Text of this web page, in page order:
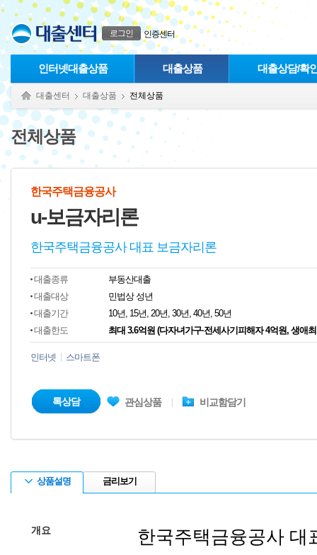
본문으로 바로가기
푸터 바로가기
로그인 인증센터
인터넷대출상품 대출상품 대출상담/확
대출센터 대출상품 전체상품
전체상품
u-보금자리론
한국주택금융공사
한국주택금융공사 대표 보금자리론
대출종류
부동산대출
대출대상
민법상 성년
대출기간
10년, 15년, 20년, 30년, 40년, 50년
대출한도
최대 3.6억원 (다자녀가구·전세사기피해자 4억원, 생애
인터넷 스마트폰
톡상담 관심상품 비교함담기
상품설명 금리보기
개요 한국주택금융공사 대